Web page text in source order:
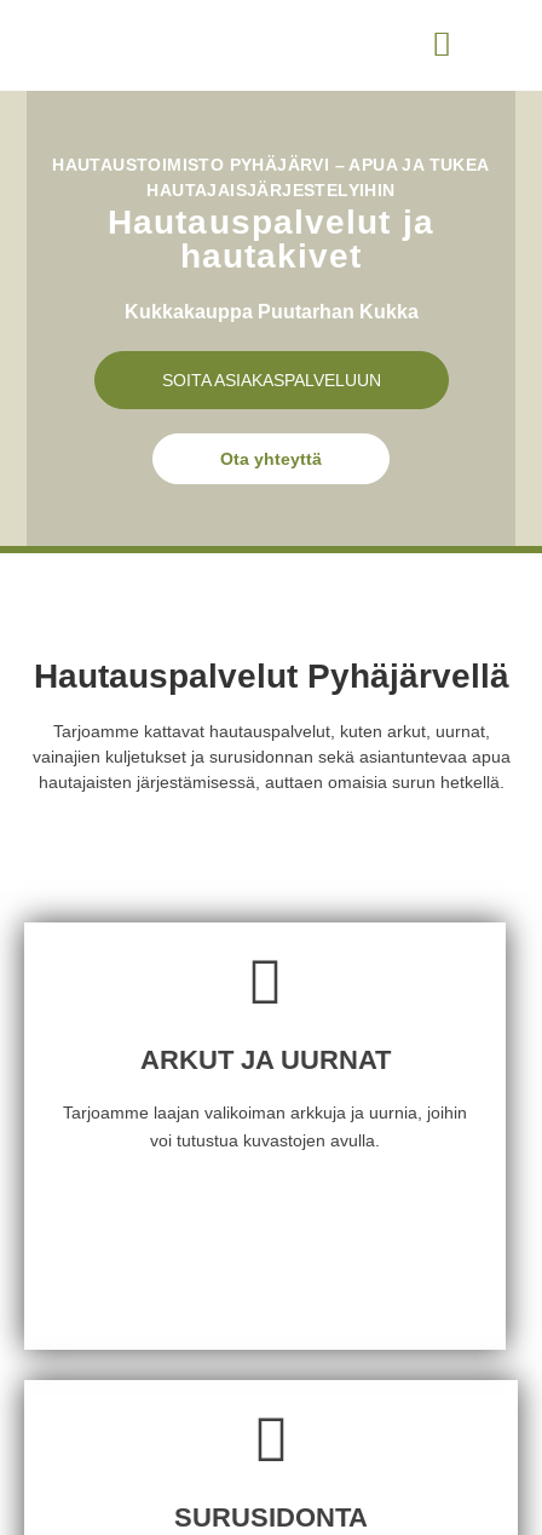
HAUTAUSTOIMISTO PYHÄJÄRVI – APUA JA TUKEA
HAUTAJAISJÄRJESTELYIHIN
Hautauspalvelut ja
hautakivet
Kukkakauppa Puutarhan Kukka
SOITA ASIAKASPALVELUUN
Ota yhteyttä
Hautauspalvelut Pyhäjärvellä
Tarjoamme kattavat hautauspalvelut, kuten arkut, uurnat,
vainajien kuljetukset ja surusidonnan sekä asiantuntevaa apua
hautajaisten järjestämisessä, auttaen omaisia surun hetkellä.
ARKUT JA UURNAT
Tarjoamme laajan valikoiman arkkuja ja uurnia, joihin
voi tutustua kuvastojen avulla.
SURUSIDONTA